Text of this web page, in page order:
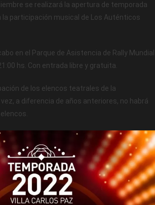
se realizará la apertura de temporada
la participación musical de Los Auténticos
en el Parque de Asistencia de Rally Mundial
hs. Con entrada libre y gratuita.
de los elencos teatrales de la
a diferencia de años anteriores, no habrá